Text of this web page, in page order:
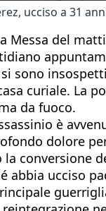
ucciso a 31
Messa del
sono
curiale. La
da fuoco.
è
dolore
conversione
abbia ucciso